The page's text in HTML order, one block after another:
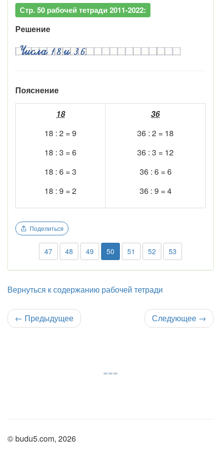
Стр. 50 рабочей тетради 2011-2022:
Решение
Пояснение
18
18 : 2 = 9
18 : 3 = 6
18 : 6 = 3
18 : 9 = 2
36
36 : 2 = 18
36 : 3 = 12
36 : 6 = 6
36 : 9 = 4
Поделиться
47 48 49 50 51 52 53
Вернуться к содержанию рабочей тетради
← Предыдущее Следующее →
© budu5.com, 2026